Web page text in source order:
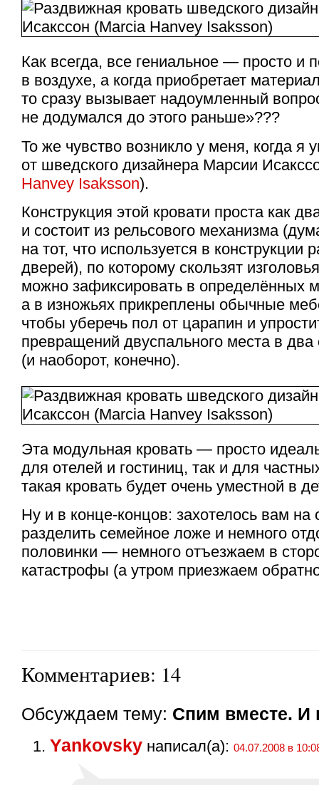
Как всегда, все гениальное — просто и
в воздухе, а когда приобретает
то сразу вызывает надоумленный
не додумался до этого раньше»???
То же чувство возникло у меня, когда я
от шведского дизайнера Марсии
Hanvey Isaksson).
Конструкция этой кровати проста как
и состоит из рельсового механизма
на тот, что используется в конструкции
дверей), по которому скользят
можно зафиксировать в определённых
а в изножьях прикреплены обычные
чтобы уберечь пол от царапин и
превращений двуспального места в
(и наоборот, конечно).
Эта модульная кровать — просто
для отелей и гостиниц, так и для
такая кровать будет очень уместной в
Ну и в конце-концов: захотелось вам на
разделить семейное ложе и немного
половинки — немного отъезжаем в
катастрофы (а утром приезжаем
Комментариев: 14
Обсуждаем тему: Спим вместе. И
Yankovsky написал(а): 04.07.2008 в